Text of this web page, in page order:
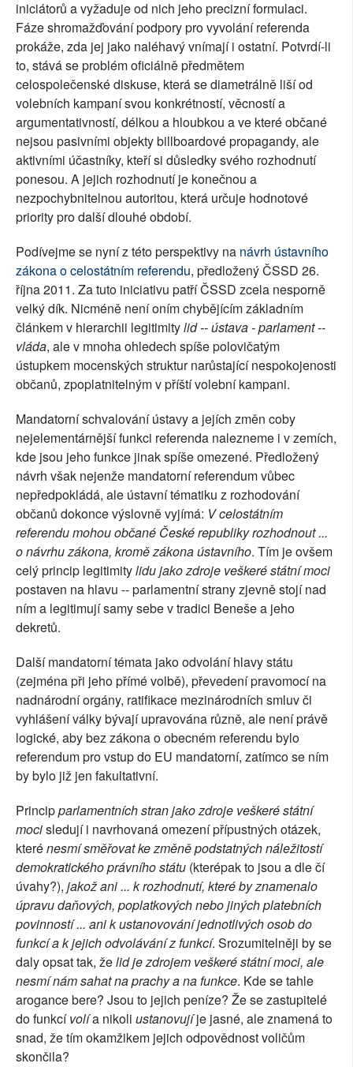
iniciátorů a vyžaduje od nich jeho precizní formulaci.
Fáze shromažďování podpory pro vyvolání referenda
prokáže, zda jej jako naléhavý vnímají i ostatní. Potvrdí-li
to, stává se problém oficiálně předmětem
celospolečenské diskuse, která se diametrálně liší od
volebních kampaní svou konkrétností, věcností a
argumentativností, délkou a hloubkou a ve které občané
nejsou pasivními objekty billboardové propagandy, ale
aktivními účastníky, kteří si důsledky svého rozhodnutí
ponesou. A jejich rozhodnutí je konečnou a
nezpochybnitelnou autoritou, která určuje hodnotové
priority pro další dlouhé období.
Podívejme se nyní z této perspektivy na návrh ústavního
zákona o celostátním referendu, předložený ČSSD 26.
října 2011. Za tuto iniciativu patří ČSSD zcela nesporně
velký dík. Nicméně není oním chybějícím základním
článkem v hierarchii legitimitylid -- ústava - parlament --
vláda, ale v mnoha ohledech spíše polovičatým
ústupkem mocenských struktur narůstající nespokojenosti
občanů, zpoplatnitelným v příští volební kampani.
Mandatorní schvalování ústavy a jejích změn coby
nejelementárnější funkci referenda nalezneme i v zemích,
kde jsou jeho funkce jinak spíše omezené. Předložený
návrh však nejenže mandatorní referendum vůbec
nepředpokládá, ale ústavní tématiku z rozhodování
občanů dokonce výslovně vyjímá: V celostátním
referendu mohou občané České republiky rozhodnout ...
o návrhu zákona, kromě zákona ústavního. Tím je ovšem
celý princip legitimitylidu jako zdroje veškeré státní moci
postaven na hlavu -- parlamentní strany zjevně stojí nad
ním a legitimují samy sebe v tradici Beneše a jeho
dekretů.
Další mandatorní témata jako odvolání hlavy státu
(zejména při jeho přímé volbě), převedení pravomocí na
nadnárodní orgány, ratifikace mezinárodních smluv či
vyhlášení války bývají upravována různě, ale není právě
logické, aby bez zákona o obecném referendu bylo
referendum pro vstup do EU mandatorní, zatímco se ním
by bylo již jen fakultativní.
Principparlamentních stran jako zdroje veškeré státní
mocisledují i navrhovaná omezení přípustných otázek,
kterénesmí směřovat ke změně podstatných náležitostí
demokratického právního státu (kterépak to jsou a dle čí
úvahy?), jakož ani ... k rozhodnutí, které by znamenalo
úpravu daňových, poplatkových nebo jiných platebních
povinností ... ani k ustanovování jednotlivých osob do
funkcí a k jejich odvolávání z funkcí. Srozumitelněji by se
daly opsat tak, želid je zdrojem veškeré státní moci, ale
nesmí nám sahat na prachy a na funkce. Kde se tahle
arogance bere? Jsou to jejich peníze? Že se zastupitelé
do funkcívolía nikoli ustanovujíje jasné, ale znamená to
snad, že tím okamžikem jejich odpovědnost voličům
skončila?